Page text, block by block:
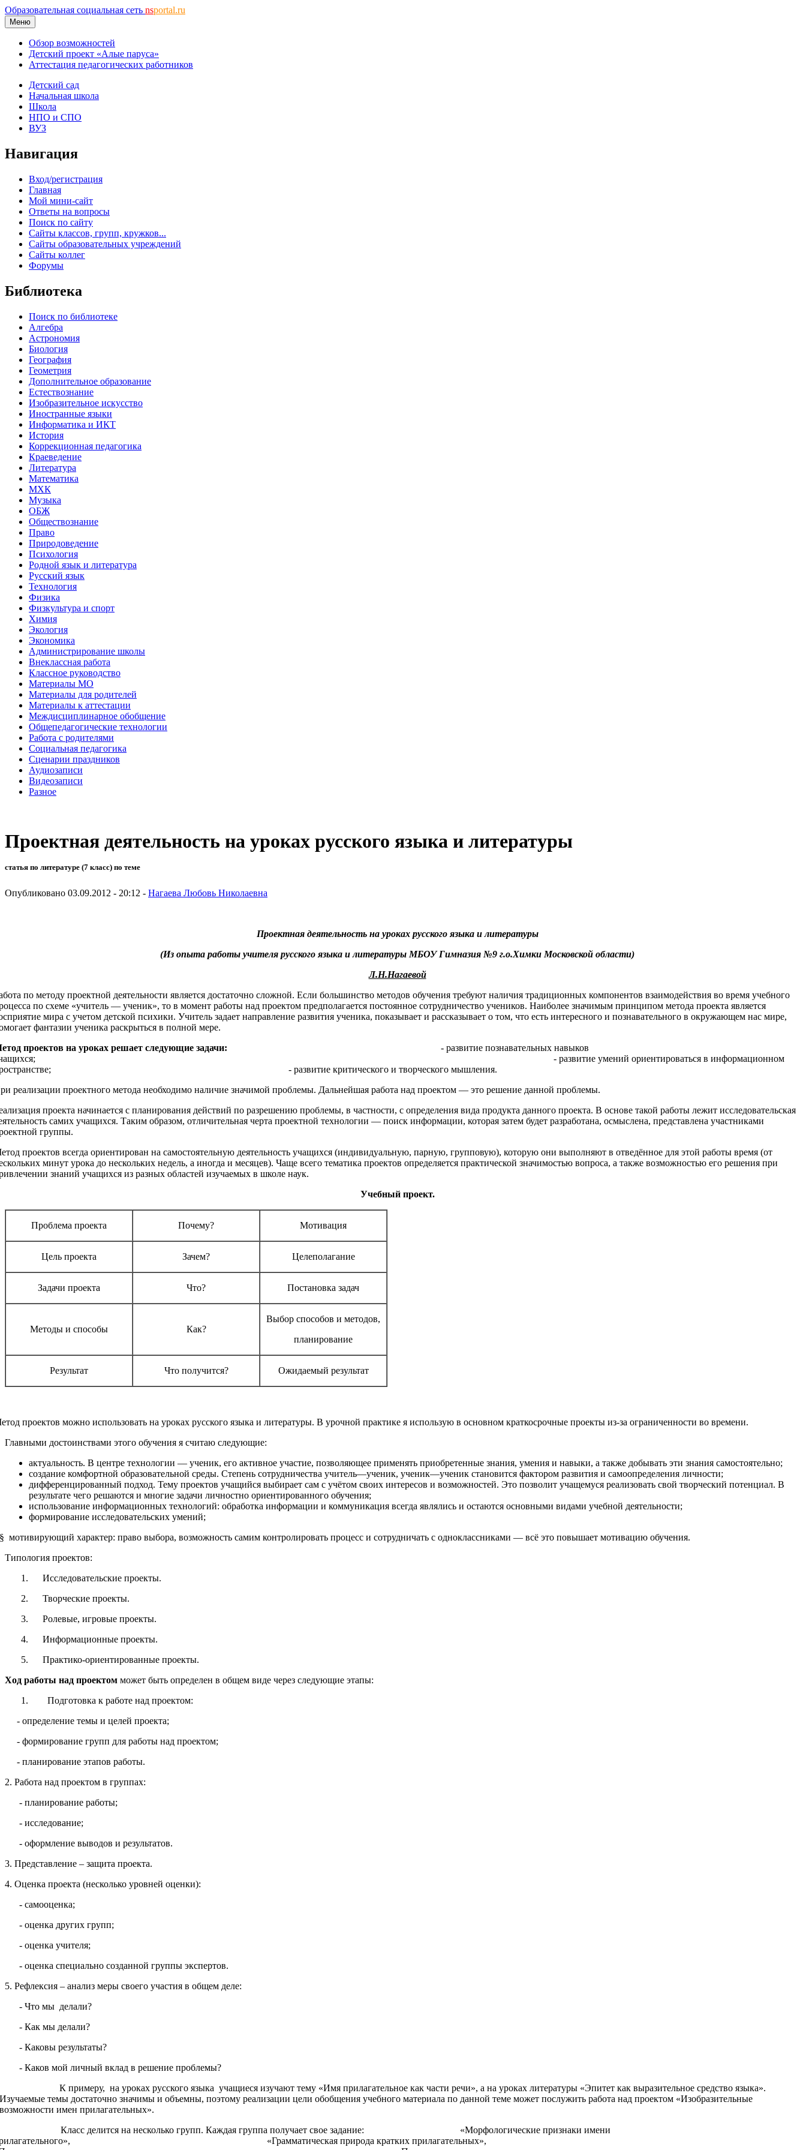
Образовательная социальная сеть nsportal.ru
Меню
Обзор возможностей
Детский проект «Алые паруса»
Аттестация педагогических работников
Детский сад
Начальная школа
Школа
НПО и СПО
ВУЗ
Навигация
Вход/регистрация
Главная
Мой мини-сайт
Ответы на вопросы
Поиск по сайту
Сайты классов, групп, кружков...
Сайты образовательных учреждений
Сайты коллег
Форумы
Библиотека
Поиск по библиотеке
Алгебра
Астрономия
Биология
География
Геометрия
Дополнительное образование
Естествознание
Изобразительное искусство
Иностранные языки
Информатика и ИКТ
История
Коррекционная педагогика
Краеведение
Литература
Математика
МХК
Музыка
ОБЖ
Обществознание
Право
Природоведение
Психология
Родной язык и литература
Русский язык
Технология
Физика
Физкультура и спорт
Химия
Экология
Экономика
Администрирование школы
Внеклассная работа
Классное руководство
Материалы МО
Материалы для родителей
Материалы к аттестации
Междисциплинарное обобщение
Общепедагогические технологии
Работа с родителями
Социальная педагогика
Сценарии праздников
Аудиозаписи
Видеозаписи
Разное
Проектная деятельность на уроках русского языка и литературы
статья по литературе (7 класс) по теме
Опубликовано 03.09.2012 - 20:12 - Нагаева Любовь Николаевна
Проектная деятельность на уроках русского языка и литературы
(Из опыта работы учителя русского языка и литературы МБОУ Гимназия №9 г.о.Химки Московской области)
Л.Н.Нагаевой
по методу проектной деятельности является достаточно сложной. Если большинство методов обучения требуют наличия традиционных компонентов взаимодействия во время учебного
по схеме «учитель — ученик», то в момент работы над проектом предполагается постоянное сотрудничество учеников. Наиболее значимым принципом метода проекта является
мира с учетом детской психики. Учитель задает направление развития ученика, показывает и рассказывает о том, что есть интересного и познавательного в окружающем нас мире,
фантазии ученика раскрыться в полной мере.
проектов на уроках решает следующие задачи:- развитие познавательных навыков
- развитие умений ориентироваться в информационном
- развитие критического и творческого мышления.
реализации проектного метода необходимо наличие значимой проблемы. Дальнейшая работа над проектом — это решение данной проблемы.
проекта начинается с планирования действий по разрешению проблемы, в частности, с определения вида продукта данного проекта. В основе такой работы лежит исследовательская
самих учащихся. Таким образом, отличительная черта проектной технологии — поиск информации, которая затем будет разработана, осмыслена, представлена участниками
группы.
проектов всегда ориентирован на самостоятельную деятельность учащихся (индивидуальную, парную, групповую), которую они выполняют в отведённое для этой работы время (от
минут урока до нескольких недель, а иногда и месяцев). Чаще всего тематика проектов определяется практической значимостью вопроса, а также возможностью его решения при
знаний учащихся из разных областей изучаемых в школе наук.
Учебный проект.
Проблема проекта Почему? Мотивация
Цель проекта Зачем? Целеполагание
Задачи проекта Что? Постановка задач
Методы и способы Как?
Выбор способов и методов,
планирование
Результат Что получится? Ожидаемый результат
проектов можно использовать на уроках русского языка и литературы. В урочной практике я использую в основном краткосрочные проекты из-за ограниченности во времени.
Главными достоинствами этого обучения я считаю следующие:
актуальность. В центре технологии — ученик, его активное участие, позволяющее применять приобретенные знания, умения и навыки, а также добывать эти знания самостоятельно;
создание комфортной образовательной среды. Степень сотрудничества учитель—ученик, ученик—ученик становится фактором развития и самоопределения личности;
дифференцированный подход. Тему проектов учащийся выбирает сам с учётом своих интересов и возможностей. Это позволит учащемуся реализовать свой творческий потенциал. В
результате чего решаются и многие задачи личностно ориентированного обучения;
использование информационных технологий: обработка информации и коммуникация всегда являлись и остаются основными видами учебной деятельности;
формирование исследовательских умений;
мотивирующий характер: право выбора, возможность самим контролировать процесс и сотрудничать с одноклассниками — всё это повышает мотивацию обучения.
Типология проектов:
1. Исследовательские проекты.
2. Творческие проекты.
3. Ролевые, игровые проекты.
4. Информационные проекты.
5. Практико-ориентированные проекты.
Ход работы над проектом может быть определен в общем виде через следующие этапы:
1. Подготовка к работе над проектом:
- определение темы и целей проекта;
- формирование групп для работы над проектом;
- планирование этапов работы.
2. Работа над проектом в группах:
- планирование работы;
- исследование;
- оформление выводов и результатов.
3. Представление – защита проекта.
4. Оценка проекта (несколько уровней оценки):
- самооценка;
- оценка других групп;
- оценка учителя;
- оценка специально созданной группы экспертов.
5. Рефлексия – анализ меры своего участия в общем деле:
- Что мы делали?
- Как мы делали?
- Каковы результаты?
- Каков мой личный вклад в решение проблемы?
примеру, на уроках русского языка учащиеся изучают тему «Имя прилагательное как части речи», а на уроках литературы «Эпитет как выразительное средство языка».
темы достаточно значимы и объемны, поэтому реализации цели обобщения учебного материала по данной теме может послужить работа над проектом «Изобразительные
имен прилагательных».
делится на несколько групп. Каждая группа получает свое задание: «Морфологические признаки имени
«Грамматическая природа кратких прилагательных»,